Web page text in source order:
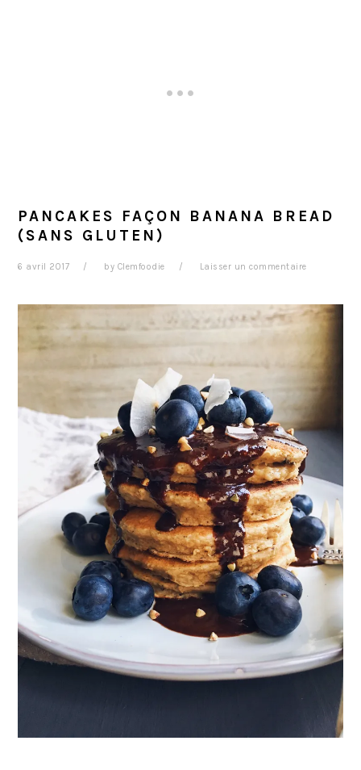
PANCAKES FAÇON BANANA BREAD
(SANS GLUTEN)
6 avril 2017 by Clemfoodie Laisser un commentaire